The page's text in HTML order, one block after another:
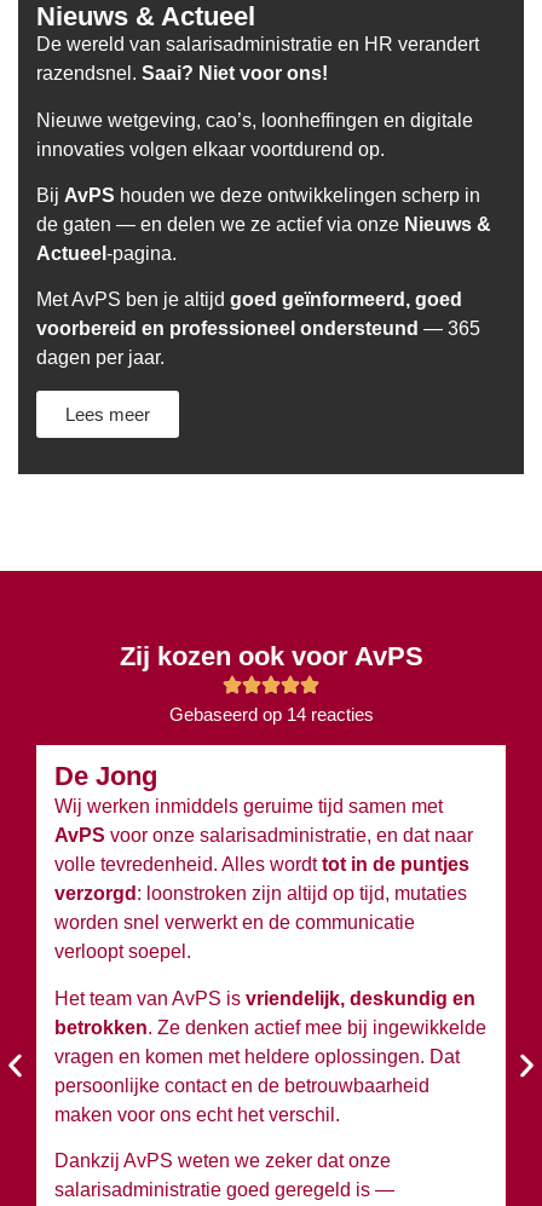
Nieuws & Actueel
De wereld van salarisadministratie en HR verandert
razendsnel. Saai? Niet voor ons!
Nieuwe wetgeving, cao’s, loonheffingen en digitale
innovaties volgen elkaar voortdurend op.
Bij AvPS houden we deze ontwikkelingen scherp in
de gaten — en delen we ze actief via onze Nieuws &
Actueel -pagina.
Met AvPS ben je altijd goed geïnformeerd, goed
voorbereid en professioneel ondersteund — 365
dagen per jaar.
Lees meer
Zij kozen ook voor AvPS
Gebaseerd op 14 reacties
De Jong
Wij werken inmiddels geruime tijd samen met
AvPS voor onze salarisadministratie, en dat naar
volle tevredenheid. Alles wordttot in de puntjes
verzorgd : loonstroken zijn altijd op tijd, mutaties
worden snel verwerkt en de communicatie
verloopt soepel.
Het team van AvPS is vriendelijk, deskundig en
betrokken. Ze denken actief mee bij ingewikkelde
vragen en komen met heldere oplossingen. Dat
persoonlijke contact en de betrouwbaarheid
maken voor ons echt het verschil.
Dankzij AvPS weten we zeker dat onze
salarisadministratie goed geregeld is —